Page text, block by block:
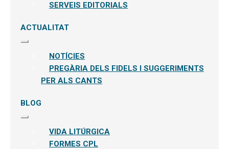
SERVEIS EDITORIALS
ACTUALITAT
Expandeix
secundari
NOTÍCIES
PREGÀRIA DELS FIDELS I SUGGERIMENTS
PER ALS CANTS
BLOG
Expandeix
secundari
VIDA LITÚRGICA
FORMES CPL